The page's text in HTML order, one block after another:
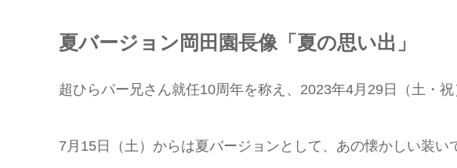
夏バージョン岡田園長像「夏の思い出」
超ひらパー兄さん就任10周年を称え、2023年4月29日（土・祝
7月15日（土）からは夏バージョンとして、あの懐かしい装い